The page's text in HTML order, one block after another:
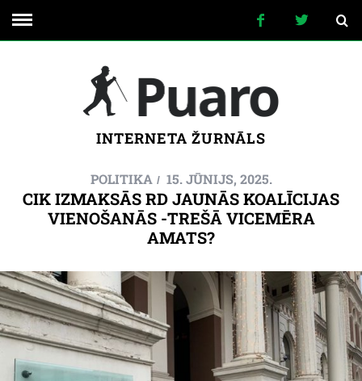
INTERNETA ŽURNĀLS
POLITIKA 15. JŪNIJS, 2025.
CIK IZMAKSĀS RD JAUNĀS KOALĪCIJAS
VIENOŠANĀS -TREŠĀ VICEMĒRA
AMATS?